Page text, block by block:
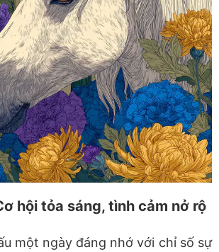
hội tỏa sáng, tình cảm nở rộ
một ngày đáng nhớ với chỉ số sự